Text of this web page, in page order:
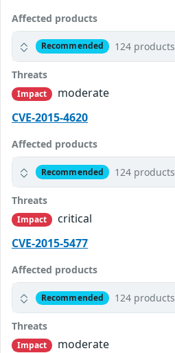
Affected products
Recommended 124 products
Threats
Impact
moderate
CVE-2015-4620
Affected products
Recommended 124 products
Threats
Impact
critical
CVE-2015-5477
Affected products
Recommended 124 products
Threats
Impact
moderate